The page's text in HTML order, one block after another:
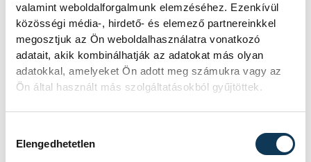
valamint weboldalforgalmunk elemzéséhez. Ezenkívül
közösségi média-, hirdető- és elemező partnereinkkel
megosztjuk az Ön weboldalhasználatra vonatkozó
adatait, akik kombinálhatják az adatokat más olyan
adatokkal, amelyeket Ön adott meg számukra vagy az
Ön által használt más szolgáltatásokból gyűjtöttek.
Elengedhetetlen
SOROZAT NŐI FUTSAL NB I/B
NYUGATI CSOPORT,
2025/26
HAZAI
SSC BUDAPEST
VENDÉG
VESZPRÉMI EGYETEMI
SPORT CLUB
HELYSZÍN
SINOSZ SPORTCSARNOK
RÉSZLETEK